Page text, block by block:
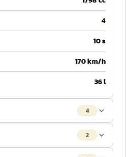
4
10 s
170 km/h
36 l
4
2